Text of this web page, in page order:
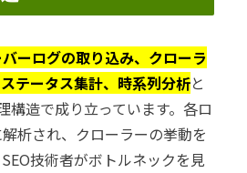
ーログの取り込み、クローラ
テータス集計、時系列分析と
構造で成り立っています。各ロ
析され、クローラーの挙動を
技術者がボトルネックを見